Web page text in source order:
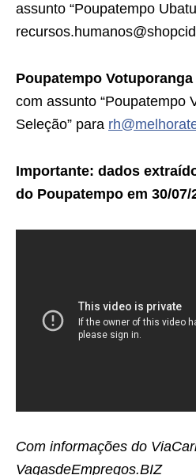
assunto “Poupatempo
Poupatempo Votuporanga
com assunto “Poupatempo
Seleção” para
Importante: dados
do Poupatempo em 30/07/
Com informações do
VagasdeEmpregos.BIZ